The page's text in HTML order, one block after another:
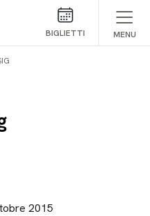
BIGLIETTI MENU
2015